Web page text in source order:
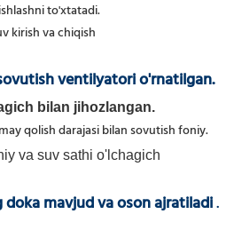
to'xtatadi.
ventilyatori o'rnatilgan.
bilan jihozlangan.
qolish darajasi bilan sovutish foniy.
mavjud va oson ajratiladi.